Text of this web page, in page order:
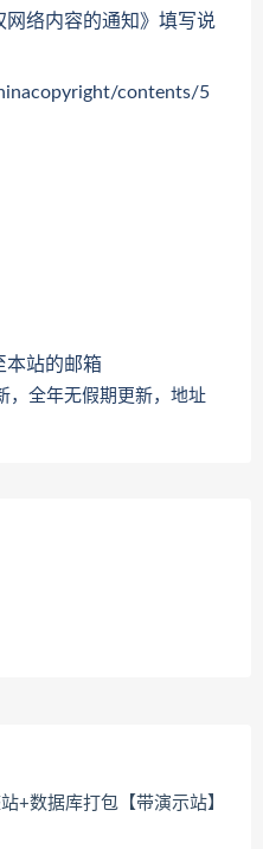
网络内容的通知》填写说
contents/5
本站的邮箱
，全年无假期更新，地址
+数据库打包【带演示站】